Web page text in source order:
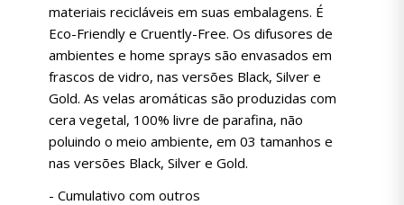
materiais recicláveis em suas embalagens. É
Eco-Friendly e Cruently-Free. Os difusores de
ambientes e home sprays são envasados em
frascos de vidro, nas versões Black, Silver e
Gold. As velas aromáticas são produzidas com
cera vegetal, 100% livre de parafina, não
poluindo o meio ambiente, em 03 tamanhos e
nas versões Black, Silver e Gold.
- Cumulativo com outros